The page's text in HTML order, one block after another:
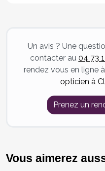
Un avis ? Une
contacter au 04 73
rendez vous en ligne
opticien à
Prenez un
Vous aimerez